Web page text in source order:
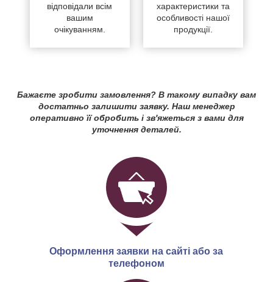
відповідали всім
вашим
очікуванням.
характеристики та
особливості нашої
продукції.
Бажаєте зробити замовлення? В такому випадку вам
достатньо залишити заявку. Наш менеджер
оперативно її обробить і зв'яжеться з вами для
уточнення деталей.
Оформлення заявки на сайті або за
телефоном